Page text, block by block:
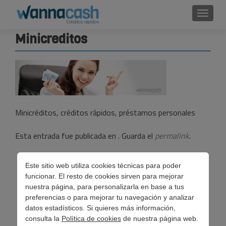
Este sitio web utiliza cookies técnicas para poder
funcionar. El resto de cookies sirven para mejorar
nuestra página, para personalizarla en base a tus
preferencias o para mejorar tu navegación y analizar
datos estadísticos. Si quieres más información,
consulta la Política de cookiesde nuestra página web.
Minicreditos
Minicréditos, créditos rápidos, préstamos personales
Esta entrada fue publicada en . Guarda el permalink.
Navegación
de
entradas
← Minicréditos: ¿viva la crisis?